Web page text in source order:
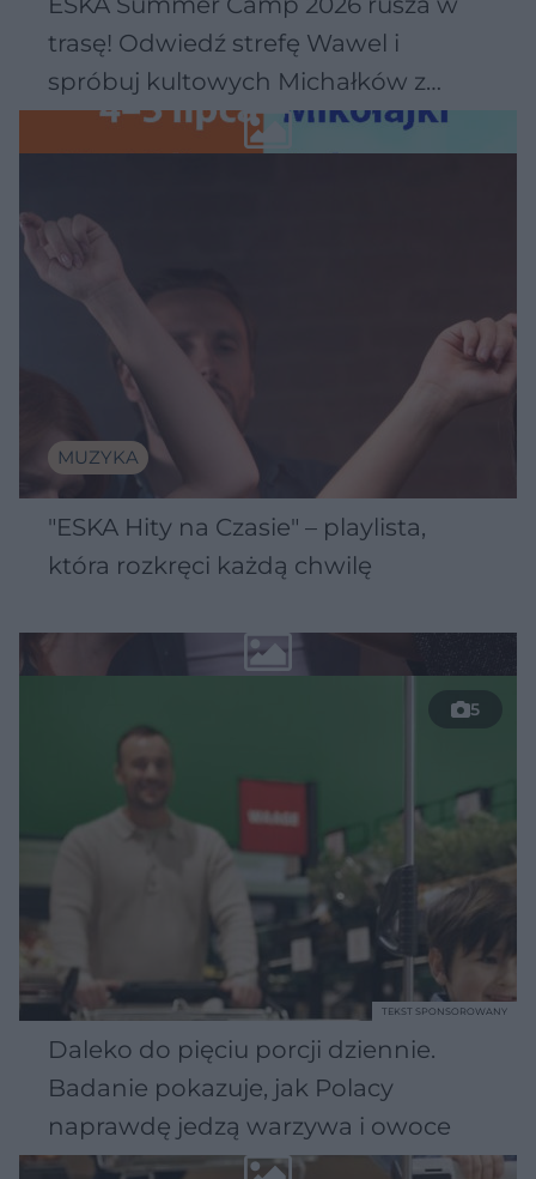
trasę! Odwiedź strefę Wawel i
spróbuj kultowych Michałków z
Wawelu
MUZYKA
"ESKA Hity na Czasie" – playlista,
która rozkręci każdą chwilę
5
Daleko do pięciu porcji dziennie.
Badanie pokazuje, jak Polacy
naprawdę jedzą warzywa i owoce
TEKST SPONSOROWANY